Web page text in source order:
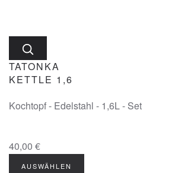
TATONKA
KETTLE 1,6
Kochtopf - Edelstahl - 1,6L - Set
40,00 €